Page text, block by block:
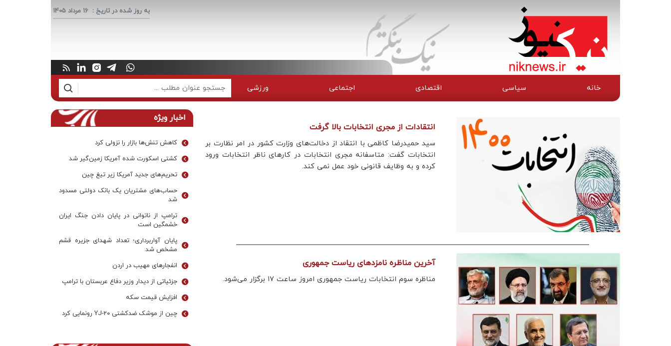
به روز شده در تاریخ : 16 مرداد 1405
خانه سیاسی اقتصادی اجتماعی ورزشی
انتقادات از مجری انتخابات بالا گرفت
سید حمیدرضا کاظمی با انتقاد از دخالت‌های وزارت کشور در امر نظارت بر
انتخابات گفت: متاسفانه مجری انتخابات در کارهای ناظر انتخابات ورود
کرده و به وظایف قانونی خود عمل نمی کند.
آخرین مناظره نامزدهای ریاست جمهوری
مناظره سوم انتخابات ریاست جمهوری امروز ساعت ۱۷ برگزار می‌شود.
اخبار ویژه
کاهش تنش‌ها بازار را نزولی کرد
کشتی اسکورت شده آمریکا زمین‌گیر شد
تحریم‌های جدید آمریکا زیر تیغ چین
حساب‌های مشتریان یک بانک‌ دولتی مسدود
شد
ترامپ از ناتوانی در پایان دادن جنگ ایران
خشمگین است
پایان آواربرداری؛ تعداد شهدای جزیره قشم
مشخص شد
انفجارهای مهیب در اردن
جزئیاتی از دیدار وزیر دفاع عربستان با ترامپ
افزایش قیمت سکه
چین از موشک ضدکشتی YJ-۲۰ رونمایی کرد